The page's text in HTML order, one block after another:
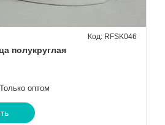
полукруглая
RFSK046
Только оптом